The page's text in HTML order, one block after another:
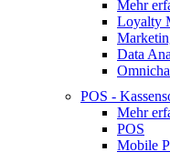
Mehr
Loyalty
Data
POS -
Mehr
POS
Mobile